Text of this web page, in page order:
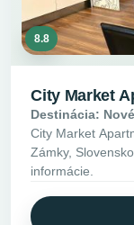
8.8
City Market
Destinácia:
City Market
Zámky,
informácie.